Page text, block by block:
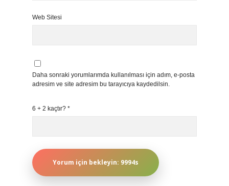
Web Sitesi
Daha sonraki yorumlarımda kullanılması için adım, e-posta
adresim ve site adresim bu tarayıcıya kaydedilsin.
6 + 2 kaçtır? *